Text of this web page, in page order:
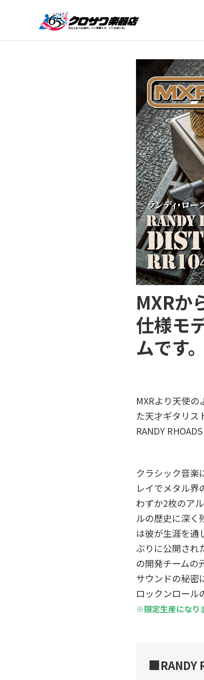
MXRか
仕様モ
ムです。
MXRより天使
た天才ギタリス
RANDY
クラシック音楽
レイでメタル界
わずか2枚のア
ルの歴史に深く
は彼が生涯を通
ぶりに公開され
の開発チームの
サウンドの秘密
ロックンロール
※限定生産になり
■RANDY